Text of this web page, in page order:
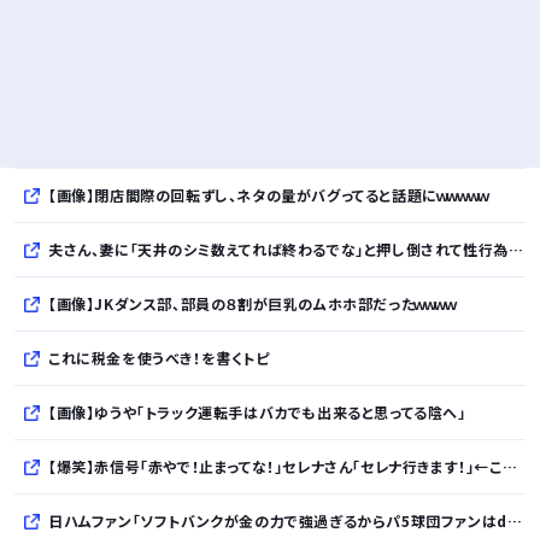
【画像】閉店間際の回転ずし、ネタの量がバグってると話題にｗｗｗｗｗ
夫さん、妻に「天井のシミ数えてれば終わるでな」と押し倒されて性行為 → 凄いことになるｗｗｗｗｗ
【画像】JKダンス部、部員の８割が巨乳のムホホ部だったｗｗｗｗ
これに税金を使うべき！を書くトピ
【画像】ゆうや「トラック運転手はバカでも出来ると思ってる陰へ」
【爆笑】赤信号「赤やで！止まってな！」セレナさん「セレナ行きます！」←これｗｗｗｗｗｗｗｗｗｗ
日ハムファン「ソフトバンクが金の力で強過ぎるからパ5球団ファンはdocomoかauにして資金源を断て！」